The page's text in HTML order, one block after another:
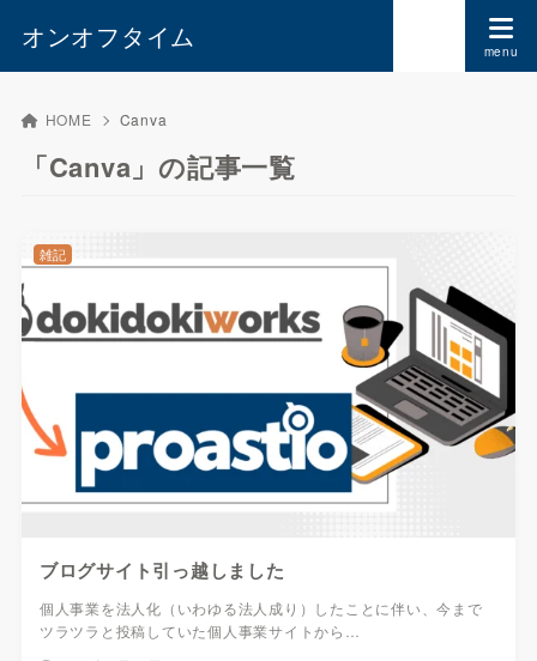
オンオフタイム
HOME Canva
「Canva」の記事一覧
ブログサイト引っ越しました
個人事業を法人化（いわゆる法人成り）したことに伴い、今まで
ツラツラと投稿していた個人事業サイトから…
雑記